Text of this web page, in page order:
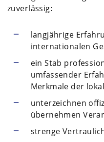
zuverlässig:
langjährige
internationalen
ein Stab
umfassender
Merkmale der
unterzeichnen
übernehmen
strenge